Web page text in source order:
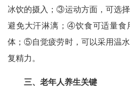
冰饮的摄入；③运动方面，可选
避免大汗淋漓；④饮食可适量食
体；⑤自觉疲劳时，可以采用温
复精力。
三、老年人养生关键